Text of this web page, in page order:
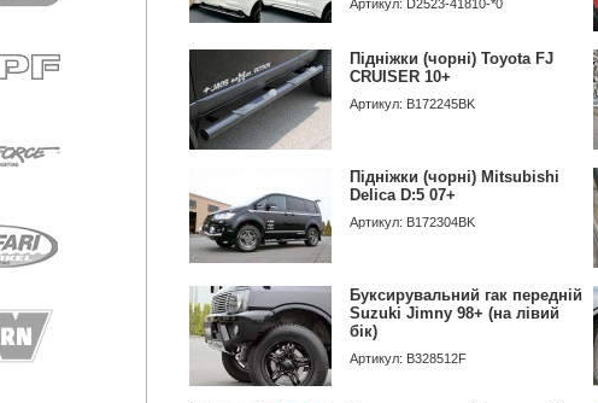
Артикул: D2523-41810-*0
Підніжки (чорні) Toyota FJ
CRUISER 10+
Артикул: B172245BK
Підніжки (чорні) Mitsubishi
Delica D:5 07+
Артикул: B172304BK
Буксирувальний гак передній
Suzuki Jimny 98+ (на лівий
бік)
Артикул: B328512F